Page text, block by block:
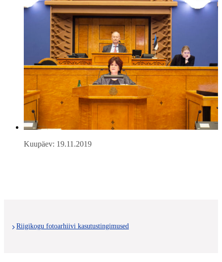
Kuupäev: 19.11.2019
Riigikogu fotoarhiivi kasutustingimused